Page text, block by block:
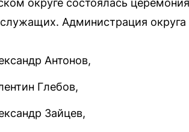
Администрация
Антонов,
Глебов,
Зайцев,